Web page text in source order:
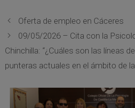
Oferta de empleo en Cáceres
09/05/2026 – Cita con la
Chinchilla: “¿Cuáles son las líneas
punteras actuales en el ámbito de